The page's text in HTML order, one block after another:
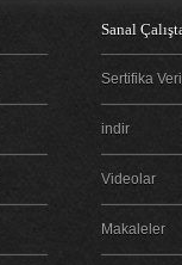
Sanal
Sertifika
indir
Videolar
Makaleler